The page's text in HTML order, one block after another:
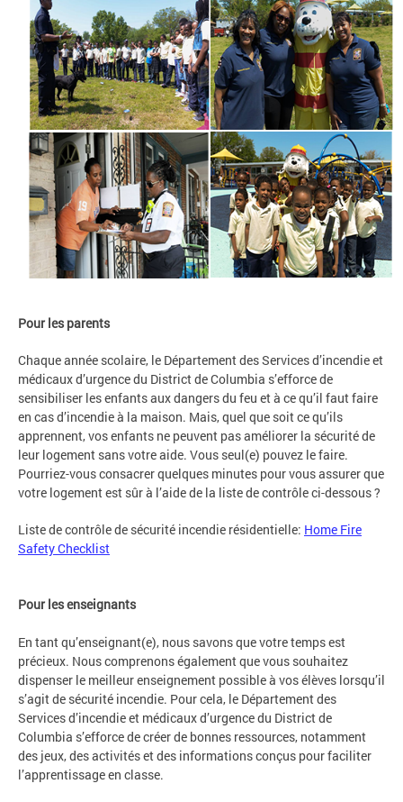
Pour les parents
Chaque année scolaire, le Département des Services d’incendie et
médicaux d’urgence du District de Columbia s’efforce de
sensibiliser les enfants aux dangers du feu et à ce qu’il faut faire
en cas d’incendie à la maison. Mais, quel que soit ce qu’ils
apprennent, vos enfants ne peuvent pas améliorer la sécurité de
leur logement sans votre aide. Vous seul(e) pouvez le faire.
Pourriez-vous consacrer quelques minutes pour vous assurer que
votre logement est sûr à l’aide de la liste de contrôle ci-dessous ?
Liste de contrôle de sécurité incendie résidentielle: Home Fire
Safety Checklist
Pour les enseignants
En tant qu’enseignant(e), nous savons que votre temps est
précieux. Nous comprenons également que vous souhaitez
dispenser le meilleur enseignement possible à vos élèves lorsqu’il
s’agit de sécurité incendie. Pour cela, le Département des
Services d’incendie et médicaux d’urgence du District de
Columbia s’efforce de créer de bonnes ressources, notamment
des jeux, des activités et des informations conçus pour faciliter
l’apprentissage en classe.